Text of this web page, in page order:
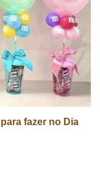
fazer no Dia